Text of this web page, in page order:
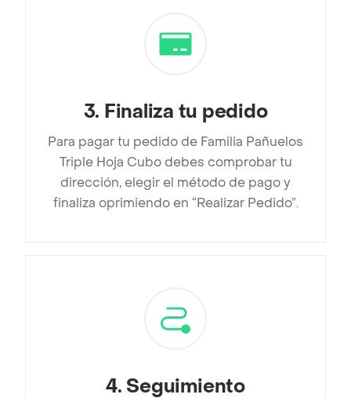
3. Finaliza tu pedido
Para pagar tu pedido de Familia Pañuelos
Triple Hoja Cubo debes comprobar tu
dirección, elegir el método de pago y
finaliza oprimiendo en “Realizar Pedido”.
4. Seguimiento